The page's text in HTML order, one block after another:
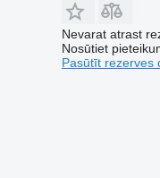
Nevarat atrast
Nosūtiet
Pasūtīt rezerves